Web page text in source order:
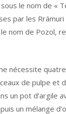
le nom de «
par les Rrámuri
nom de Pozol,
nécessite
de pulpe et
un pot d’argile
un mélange